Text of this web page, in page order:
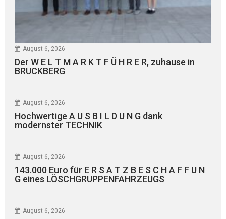
August 6, 2026
Der W E L T M A R K T F Ü H R E R, zuhause in
BRUCKBERG
August 6, 2026
Hochwertige A U S B I L D U N G dank
modernster TECHNIK
August 6, 2026
143.000 Euro für E R S A T Z B E S C H A F F U N
G eines LÖSCHGRUPPENFAHRZEUGS
August 6, 2026